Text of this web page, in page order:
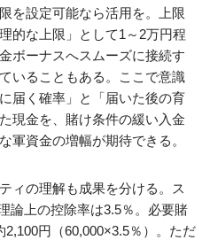
を設定可能なら活用を。上限
的な上限」として1～2万円程
ボーナスへスムーズに接続す
いることもある。ここで意識
届く確率」と「届いた後の育
現金を、賭け条件の緩い入金
軍資金の増幅が期待できる。
ィの理解も成果を分ける。ス
論上の控除率は3.5％。必要賭
円（60,000×3.5％）。ただ